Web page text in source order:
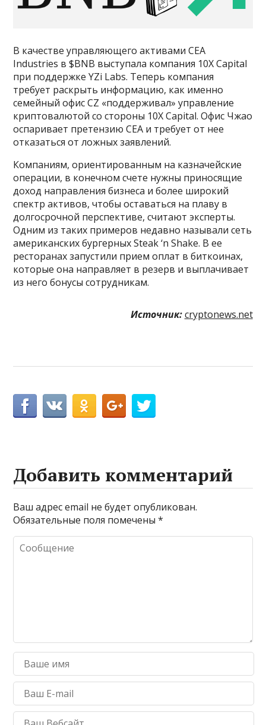
В качестве управляющего активами CEA
Industries в $BNB выступала компания 10X Capital
при поддержке YZi Labs. Теперь компания
требует раскрыть информацию, как именно
семейный офис CZ «поддерживал» управление
криптовалютой со стороны 10X Capital. Офис Чжао
оспаривает претензию СЕА и требует от нее
отказаться от ложных заявлений.
Компаниям, ориентированным на казначейские
операции, в конечном счете нужны приносящие
доход направления бизнеса и более широкий
спектр активов, чтобы оставаться на плаву в
долгосрочной перспективе, считают эксперты.
Одним из таких примеров недавно называли сеть
американских бургерных Steak ‘n Shake. В ее
ресторанах запустили прием оплат в биткоинах,
которые она направляет в резерв и выплачивает
из него бонусы сотрудникам.
Источник: cryptonews.net
Добавить комментарий
Ваш адрес email не будет опубликован.
Обязательные поля помечены*